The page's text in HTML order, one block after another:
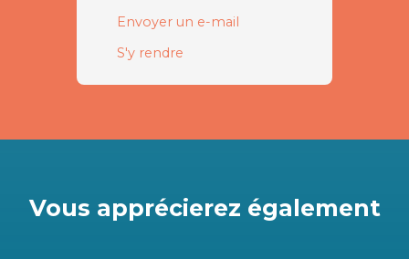
Envoyer un e-mail
S'y rendre
Vous apprécierez également